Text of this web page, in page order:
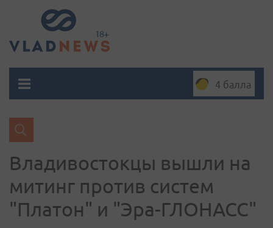
4 балла
Владивостокцы вышли на
митинг против систем
"Платон" и "Эра-ГЛОНАСС"